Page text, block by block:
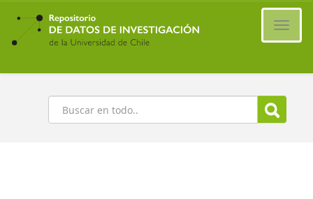
Ir
contenido
principal
Buscar